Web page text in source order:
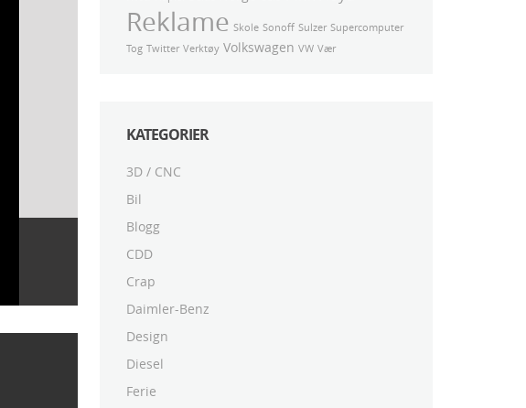
Reklame Skole Sonoff Sulzer Supercomputer
Tog Twitter Verktøy Volkswagen VW Vær
KATEGORIER
3D / CNC
Bil
Blogg
CDD
Crap
Daimler-Benz
Design
Diesel
Ferie